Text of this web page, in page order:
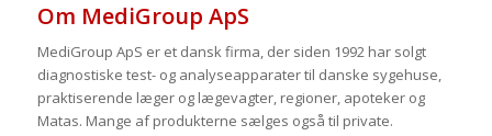
Om MediGroup ApS
MediGroup ApS er et dansk firma, der siden 1992 har solgt
diagnostiske test- og analyseapparater til danske sygehuse,
praktiserende læger og lægevagter, regioner, apoteker og
Matas. Mange af produkterne sælges også til private.